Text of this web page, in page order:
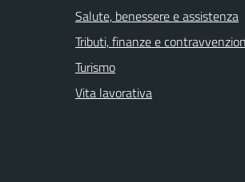
Salute, benessere e assistenza
Tributi, finanze e
Turismo
Vita lavorativa